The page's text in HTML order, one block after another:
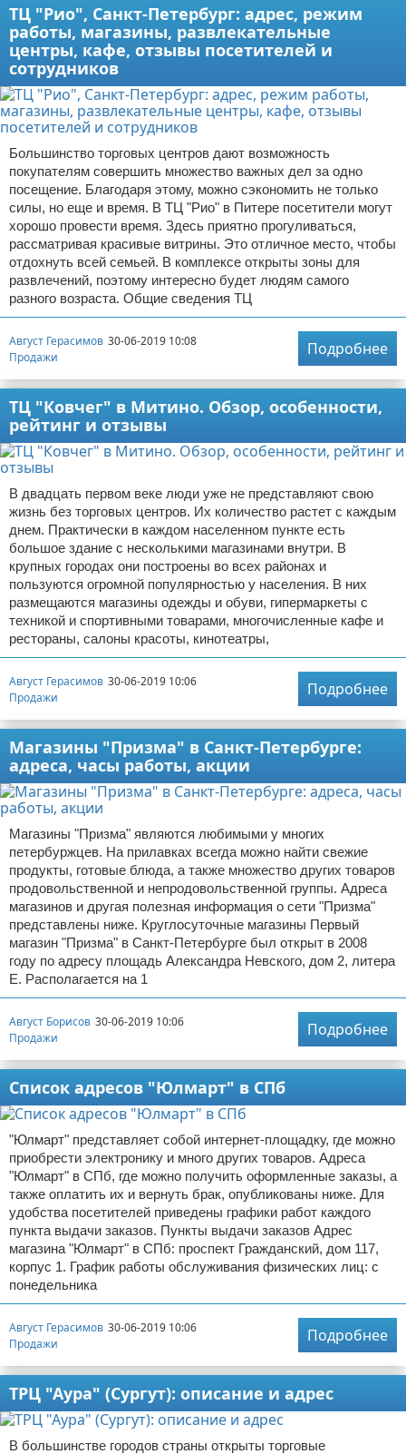
ТЦ "Рио", Санкт-Петербург: адрес, режим
работы, магазины, развлекательные
центры, кафе, отзывы посетителей и
сотрудников
Большинство торговых центров дают возможность
покупателям совершить множество важных дел за одно
посещение. Благодаря этому, можно сэкономить не только
силы, но еще и время. В ТЦ "Рио" в Питере посетители могут
хорошо провести время. Здесь приятно прогуливаться,
рассматривая красивые витрины. Это отличное место, чтобы
отдохнуть всей семьей. В комплексе открыты зоны для
развлечений, поэтому интересно будет людям самого
разного возраста. Общие сведения ТЦ
Август Герасимов 30-06-2019 10:08
Продажи
Подробнее
ТЦ "Ковчег" в Митино. Обзор, особенности,
рейтинг и отзывы
В двадцать первом веке люди уже не представляют свою
жизнь без торговых центров. Их количество растет с каждым
днем. Практически в каждом населенном пункте есть
большое здание с несколькими магазинами внутри. В
крупных городах они построены во всех районах и
пользуются огромной популярностью у населения. В них
размещаются магазины одежды и обуви, гипермаркеты с
техникой и спортивными товарами, многочисленные кафе и
рестораны, салоны красоты, кинотеатры,
Август Герасимов 30-06-2019 10:06
Продажи
Подробнее
Магазины "Призма" в Санкт-Петербурге:
адреса, часы работы, акции
Магазины "Призма" являются любимыми у многих
петербуржцев. На прилавках всегда можно найти свежие
продукты, готовые блюда, а также множество других товаров
продовольственной и непродовольственной группы. Адреса
магазинов и другая полезная информация о сети "Призма"
представлены ниже. Круглосуточные магазины Первый
магазин "Призма" в Санкт-Петербурге был открыт в 2008
году по адресу площадь Александра Невского, дом 2, литера
Е. Располагается на 1
Август Борисов 30-06-2019 10:06
Продажи
Подробнее
Список адресов "Юлмарт" в СПб
"Юлмарт" представляет собой интернет-площадку, где можно
приобрести электронику и много других товаров. Адреса
"Юлмарт" в СПб, где можно получить оформленные заказы, а
также оплатить их и вернуть брак, опубликованы ниже. Для
удобства посетителей приведены графики работ каждого
пункта выдачи заказов. Пункты выдачи заказов Адрес
магазина "Юлмарт" в СПб: проспект Гражданский, дом 117,
корпус 1. График работы обслуживания физических лиц: с
понедельника
Август Герасимов 30-06-2019 10:06
Продажи
Подробнее
ТРЦ "Аура" (Сургут): описание и адрес
В большинстве городов страны открыты торговые